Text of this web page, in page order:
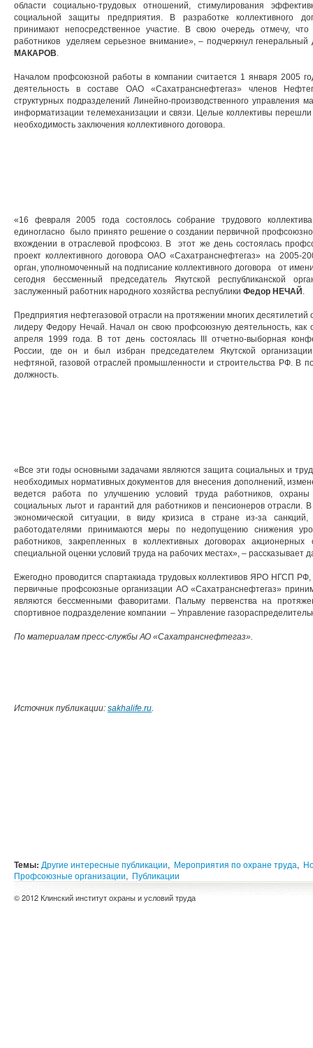
области социально-трудовых отношений, стимулирования
социальной защиты предприятия. В разработке коллективного
принимают непосредственное участие. В свою очередь отмечу,
работников уделяем серьезное внимание», – подчеркнул
МАКАРОВ.
Началом профсоюзной работы в компании считается 1 января 2005
деятельность в составе ОАО «Сахатранснефтегаз» членов
структурных подразделений Линейно-производственного управления
информатизации телемеханизации и связи. Целые коллективы
необходимость заключения коллективного договора.
«16 февраля 2005 года состоялось собрание трудового
единогласно было принято решение о создании первичной
вхождении в отраслевой профсоюз. В этот же день состоялась
проект коллективного договора ОАО «Сахатранснефтегаз» на 2005-
орган, уполномоченный на подписание коллективного договора от
сегодня бессменный председатель Якутской республиканской
заслуженный работник народного хозяйства республики Федор НЕЧАЙ .
Предприятия нефтегазовой отрасли на протяжении многих
лидеру Федору Нечай. Начал он свою профсоюзную деятельность,
апреля 1999 года. В тот день состоялась III отчетно-выборная
России, где он и был избран председателем Якутской
нефтяной, газовой отраслей промышленности и строительства РФ. В
должность.
«Все эти годы основными задачами являются защита социальных и
необходимых нормативных документов для внесения дополнений,
ведется работа по улучшению условий труда работников,
социальных льгот и гарантий для работников и пенсионеров отрасли.
экономической ситуации, в виду кризиса в стране из-за
работодателями принимаются меры по недопущению снижения
работников, закрепленных в коллективных договорах
специальной оценки условий труда на рабочих местах», –
Ежегодно проводится спартакиада трудовых коллективов ЯРО НГСП
первичные профсоюзные организации АО «Сахатранснефтегаз»
являются бессменными фаворитами. Пальму первенства на
спортивное подразделение компании – Управление
По материалам пресс-службы АО «Сахатранснефтегаз».
Источник публикации: sakhalife.ru.
Темы: Другие интересные публикации, Мероприятия по охране труда,
Профсоюзные организации, Публикации
© 2012 Клинский институт охраны и условий труда